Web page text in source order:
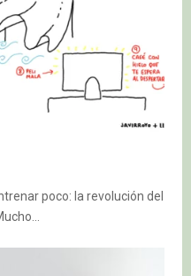
poco: la revolución del